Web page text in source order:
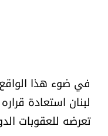
​في ضوء هذا
لبنان استعادة
تعرضه للعقوبات